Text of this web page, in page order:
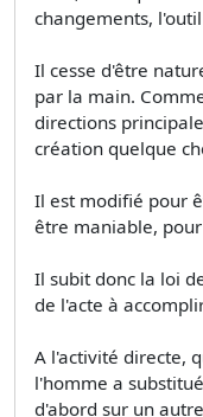
changements,
Il cesse d'être
par la main.
directions
création quelque
Il est modifié pour
être maniable,
Il subit donc la loi
de l'acte à
A l'activité directe,
l'homme a
d'abord sur un